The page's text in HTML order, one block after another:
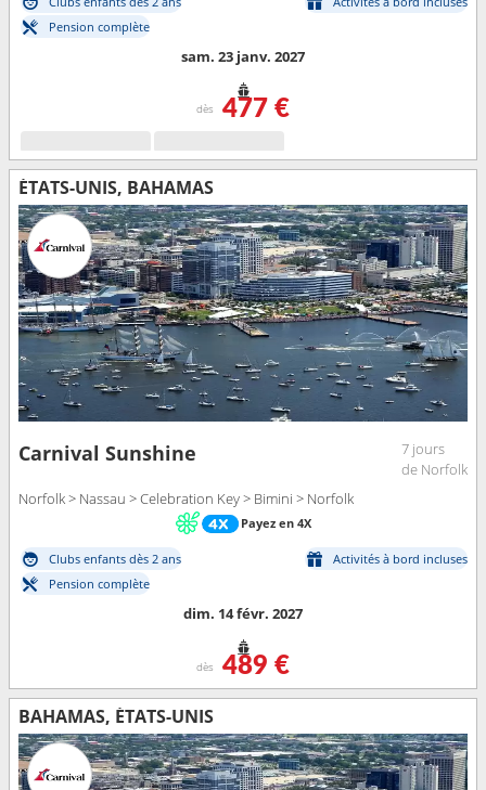
Pension complète
sam. 23 janv. 2027
dès 477 €
ÉTATS-UNIS, BAHAMAS
Carnival Sunshine
7 jours
de Norfolk
Norfolk > Nassau > Celebration Key > Bimini > Norfolk
Payez en 4X
Clubs enfants dès 2 ans
Activités à bord incluses
Pension complète
dim. 14 févr. 2027
dès 489 €
BAHAMAS, ÉTATS-UNIS